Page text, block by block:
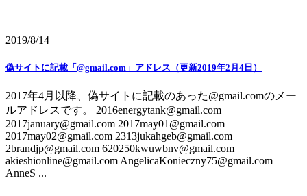
2019/8/14
偽サイトに記載「@gmail.com」アドレス（更新2019年2月4日）
2017年4月以降、偽サイトに記載のあった@gmail.comのメー
ルアドレスです。 2016energytank@gmail.com
2017january@gmail.com 2017may01@gmail.com
2017may02@gmail.com 2313jukahgeb@gmail.com
2brandjp@gmail.com 620250kwuwbnv@gmail.com
akieshionline@gmail.com AngelicaKonieczny75@gmail.com
AnneS ...